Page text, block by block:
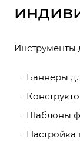
Инструменты
Баннеры
Шаблоны